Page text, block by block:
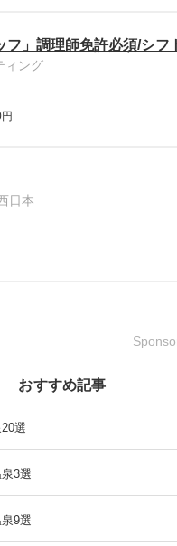
フ」調理師免許必須/シフ
ィング
日本
おすすめ記事
選
3選
9選